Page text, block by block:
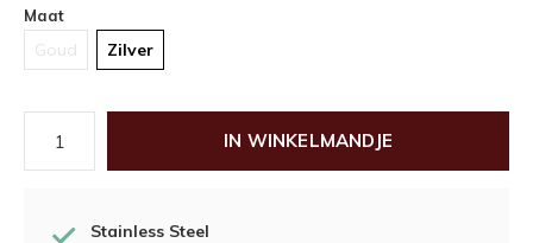
Maat
Goud Zilver
IN WINKELMANDJE
Stainless Steel